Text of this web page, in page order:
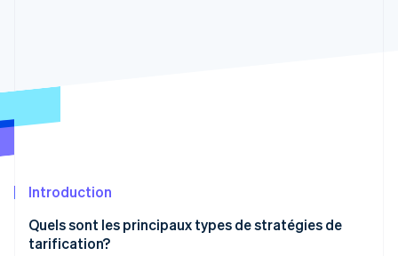
Vérification de l'identité
Stripe Sessions 2026
Découvrez comment Stripe construit l’infrastructure
Introduction
Quels sont les principaux types de stratégies de
tarification?